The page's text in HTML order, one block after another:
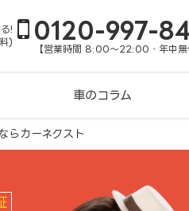
!
)
0120-997-
【営業時間 8:00～22:00・年中無
車のコラム
らカーネクスト